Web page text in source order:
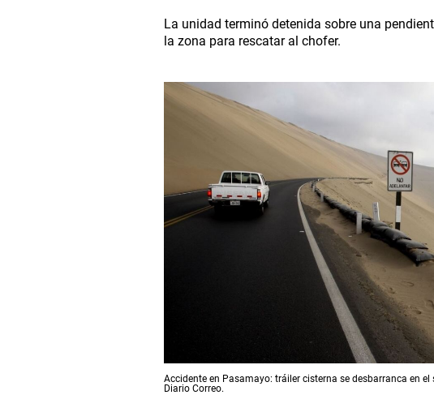
La unidad terminó detenida sobre una
la zona para rescatar al chofer.
Accidente en Pasamayo: tráiler cisterna se desbarranca en
Diario Correo.